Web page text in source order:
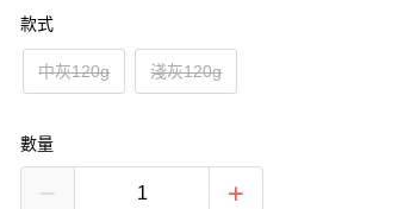
款式
中灰120g 淺灰120g
數量